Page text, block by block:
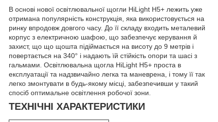
В основі нової освітлювальної щогли HiLight H5+ лежить уже
отримана популярність конструкція, яка використовується на
ринку впродовж довгого часу. До її складу входить металевий
корпус з електричною шафою, що забезпечує керування й
захист, що що щошта підіймається на висоту до 9 метрів і
повертається на 340° і надають їй стійкість опори та шасі з
гальмами. Освітлювальна щогла HiLight H5+ проста в
експлуатації та надзвичайно легка та маневрена, і тому її так
легко змонтувати в будь-якому місці, забезпечивши у такий
спосіб оптимальне освітлення робочої зони.
ТЕХНІЧНІ ХАРАКТЕРИСТИКИ